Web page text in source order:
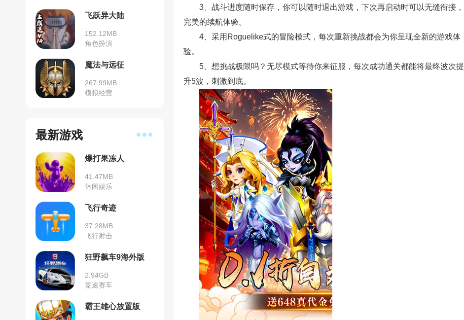
飞跃异大陆
152.12MB
角色扮演
魔法与远征
267.99MB
模拟经营
最新游戏
爆打果冻人
41.47MB
休闲娱乐
飞行奇迹
37.28MB
飞行射击
狂野飙车9海外版
2.94GB
竞速赛车
霸王雄心放置版
3、战斗进度随时保存，你可以随时退出游戏，下次再启动时可以无缝衔接，
完美的续航体验。
4、采用Roguelike式的冒险模式，每次重新挑战都会为你呈现全新的游戏体
验。
5、想挑战极限吗？无尽模式等待你来征服，每次成功通关都能将最终波次提
升5波，刺激到底。